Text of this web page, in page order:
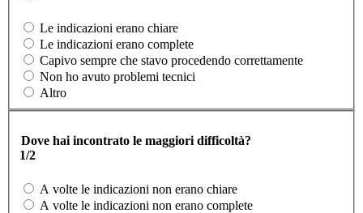
Le indicazioni erano chiare
Le indicazioni erano complete
Capivo sempre che stavo procedendo correttamente
Non ho avuto problemi tecnici
Altro
Dove hai incontrato le maggiori difficoltà?
1/2
A volte le indicazioni non erano chiare
A volte le indicazioni non erano complete